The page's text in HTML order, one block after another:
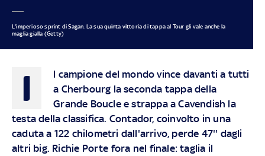
L'imperioso sprint di Sagan. La sua quinta vittoria di tappa al Tour gli vale anche la
maglia gialla (Getty)
I
l campione del mondo vince davanti a tutti
a Cherbourg la seconda tappa della
Grande Boucle e strappa a Cavendish la
testa della classifica. Contador, coinvolto in una
caduta a 122 chilometri dall'arrivo, perde 47'' dagli
altri big. Richie Porte fora nel finale: taglia il